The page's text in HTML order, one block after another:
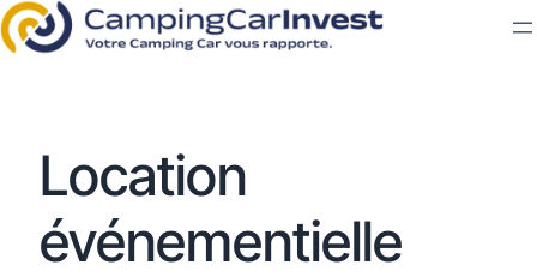
Location
événementielle